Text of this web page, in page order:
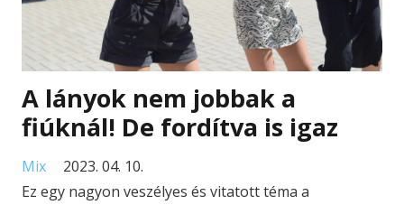
A lányok nem jobbak a
fiúknál! De fordítva is igaz
Mix
2023. 04. 10.
Ez egy nagyon veszélyes és vitatott téma a